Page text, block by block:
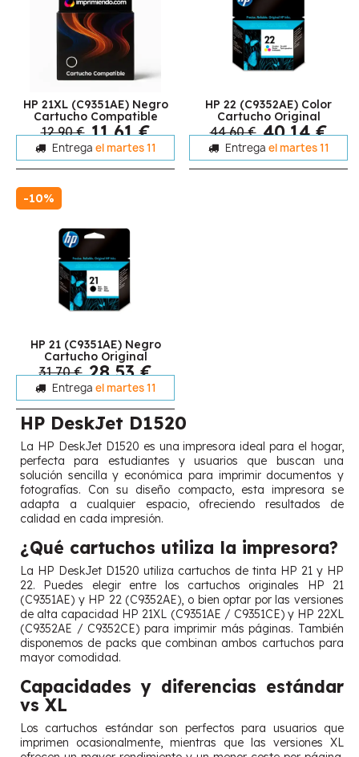
HP 21XL (C9351AE) Negro
Cartucho Compatible
12,90 € 11,61 €
Entrega el martes 11
HP 22 (C9352AE) Color
Cartucho Original
44,60 € 40,14 €
Entrega el martes 11
-10%
HP 21 (C9351AE) Negro
Cartucho Original
31,70 € 28,53 €
Entrega el martes 11
HP DeskJet D1520
La HP DeskJet D1520 es una impresora ideal para el hogar,
perfecta para estudiantes y usuarios que buscan una
solución sencilla y económica para imprimir documentos y
fotografías. Con su diseño compacto, esta impresora se
adapta a cualquier espacio, ofreciendo resultados de
calidad en cada impresión.
¿Qué cartuchos utiliza la impresora?
La HP DeskJet D1520 utiliza cartuchos de tinta HP 21 y HP
22. Puedes elegir entre los cartuchos originales HP 21
(C9351AE) y HP 22 (C9352AE), o bien optar por las versiones
de alta capacidad HP 21XL (C9351AE / C9351CE) y HP 22XL
(C9352AE / C9352CE) para imprimir más páginas. También
disponemos de packs que combinan ambos cartuchos para
mayor comodidad.
Capacidades y diferencias estándar
vs XL
Los cartuchos estándar son perfectos para usuarios que
imprimen ocasionalmente, mientras que las versiones XL